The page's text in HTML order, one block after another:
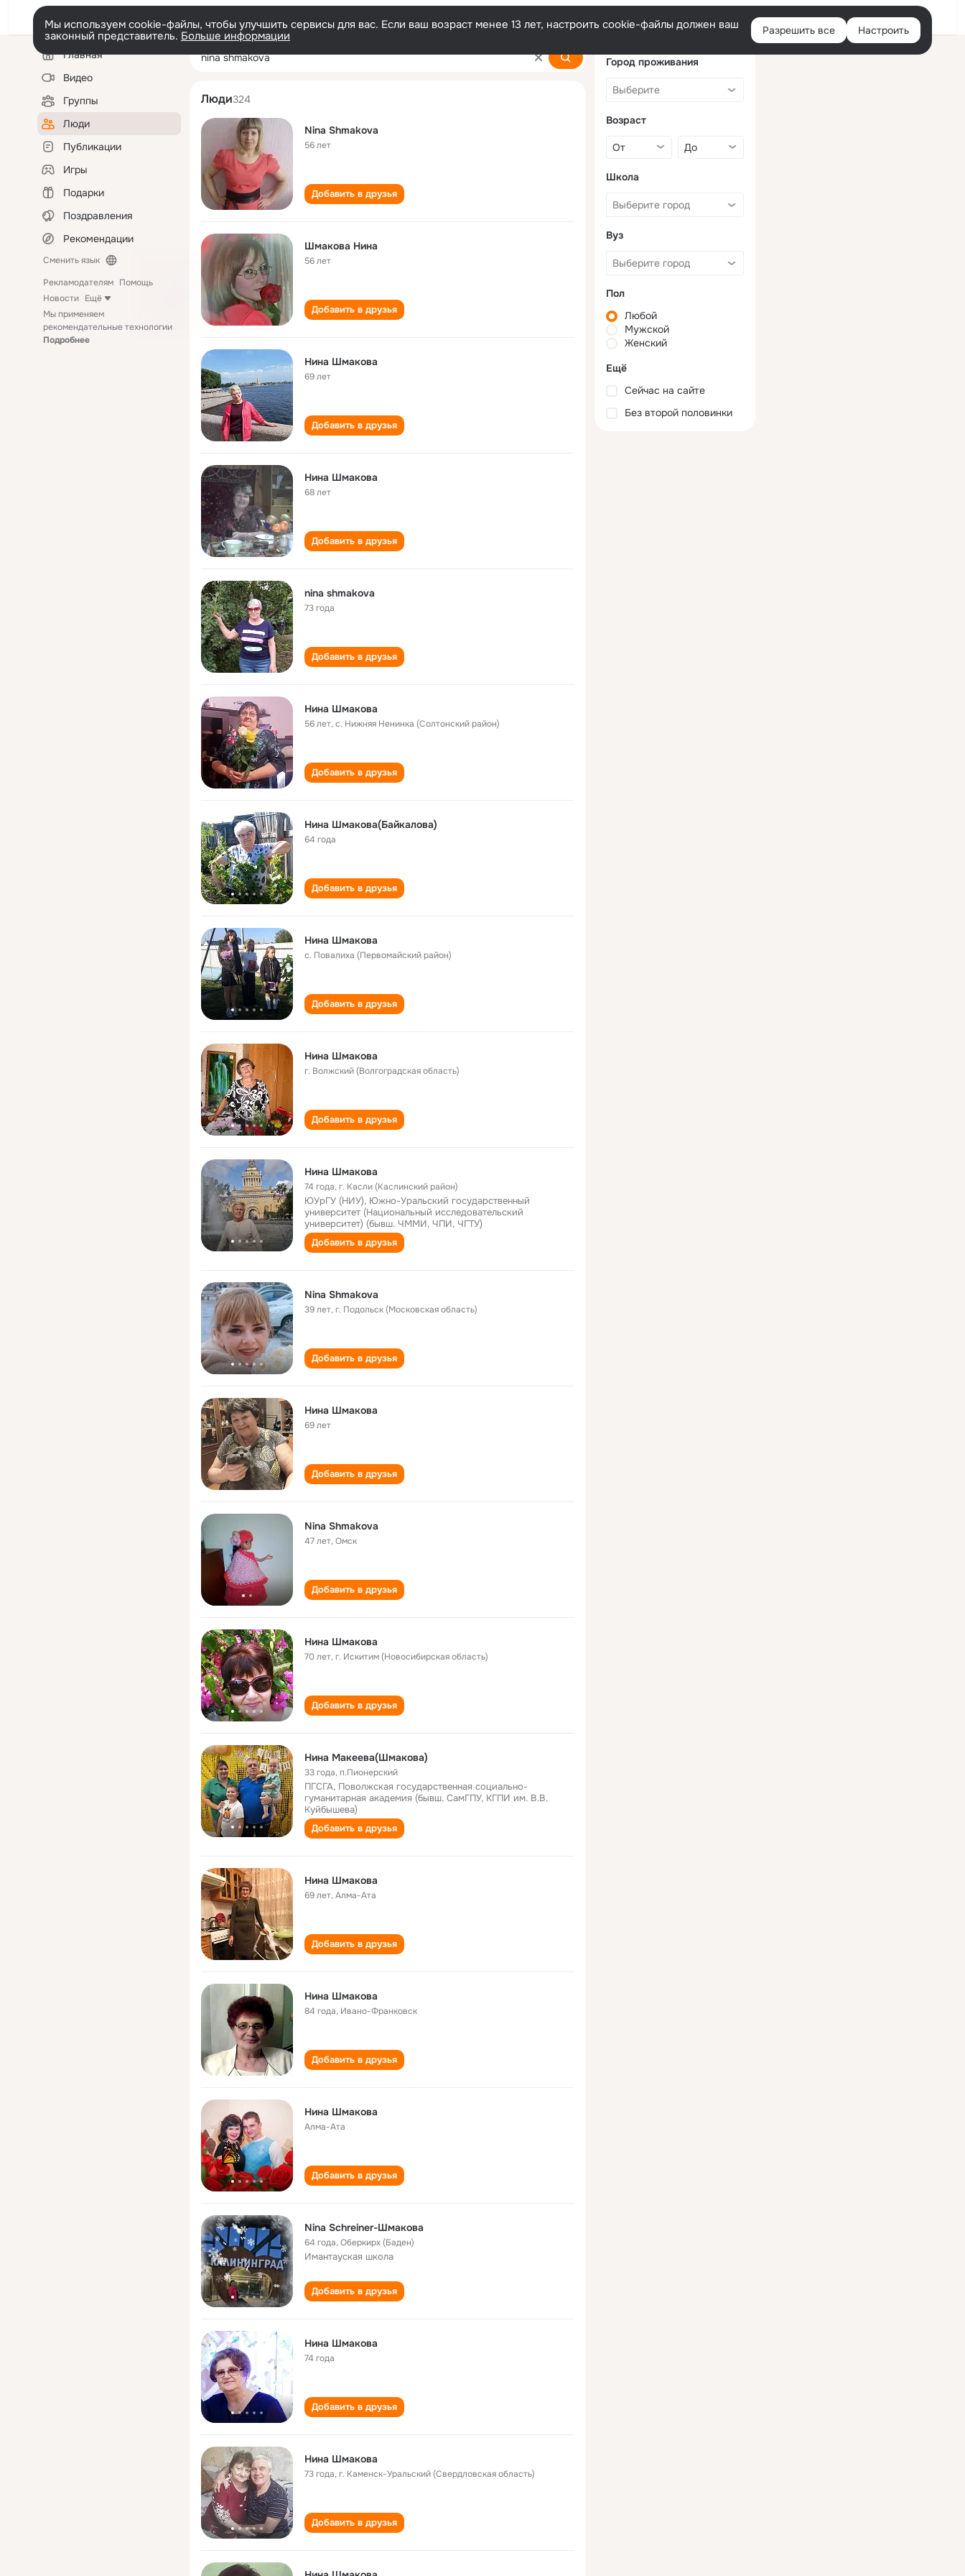
Войти
Мы используем cookie-файлы, чтобы улучшить сервисы для вас. Если ваш возраст менее 13 лет, настроить cookie-файлы должен ваш
законный представитель. Больше информации Разрешить все Настроить
Левая
колонкаГлавная
Видео
Группы
Люди
Публикации
Игры
Подарки
Поздравления
Рекомендации
Сменить язык
Рекламодателям Помощь
Новости Ещё
Мы применяем
рекомендательные технологии
Подробнее
nina shmakova
Люди324
Nina Shmakova
56 лет
Добавить в друзья
Шмакова Нина
56 лет
Добавить в друзья
Нина Шмакова
69 лет
Добавить в друзья
Нина Шмакова
68 лет
Добавить в друзья
nina shmakova
73 года
Добавить в друзья
Hина Шмакова
56 лет,с. Нижняя Ненинка (Солтонский район)
Добавить в друзья
Нина Шмакова(Байкалова)
64 года
Добавить в друзья
Нина Шмакова
с. Повалиха (Первомайский район)
Добавить в друзья
Нина Шмакова
г. Волжский (Волгоградская область)
Добавить в друзья
Нина Шмакова
74 года,г. Касли (Каслинский район)
ЮУрГУ (НИУ), Южно-Уральский государственный
университет (Национальный исследовательский
университет) (бывш. ЧММИ, ЧПИ, ЧГТУ)
Добавить в друзья
Nina Shmakova
39 лет,г. Подольск (Московская область)
Добавить в друзья
Нина Шмакова
69 лет
Добавить в друзья
Nina Shmakova
47 лет,Омск
Добавить в друзья
Нина Шмакова
70 лет,г. Искитим (Новосибирская область)
Добавить в друзья
Нина Макеева(Шмакова)
33 года,п.Пионерский
ПГСГА, Поволжская государственная социально-
гуманитарная академия (бывш. СамГПУ, КГПИ им. В.В.
Куйбышева)
Добавить в друзья
Нина Шмакова
69 лет,Алма-Ата
Добавить в друзья
Нина Шмакова
84 года, Ивано-Франковск
Добавить в друзья
Нина Шмакова
Алма-Ата
Добавить в друзья
Nina Schreiner-Шмакова
64 года,Оберкирх (Баден)
Имантауская школа
Добавить в друзья
Нина Шмакова
74 года
Добавить в друзья
Нина Шмакова
73 года,г. Каменск-Уральский (Свердловская область)
Добавить в друзья
Город проживания
Возраст
Школа
Вуз
Пол
Любой
Мужской
Женский
Ещё
Сейчас на сайте
Без второй половинки